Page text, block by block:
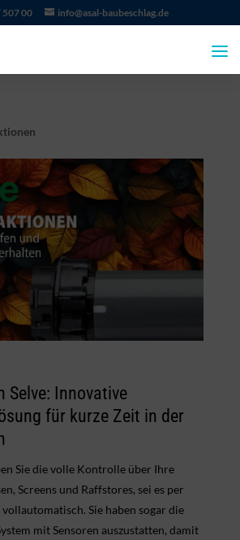
507 00 info@asal-baubeschlag.de
Selve: Innovative
für kurze Zeit in der
Sie die volle Kontrolle über Ihre
Screens und Raffstores, sei es per
Sie haben sogar die
mit Sensoren auszustatten, damit